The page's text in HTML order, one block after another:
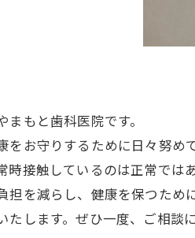
まもと歯科医院です。
をお守りするために日々努め
時接触しているのは正常では
担を減らし、健康を保つため
たします。ぜひ一度、ご相談